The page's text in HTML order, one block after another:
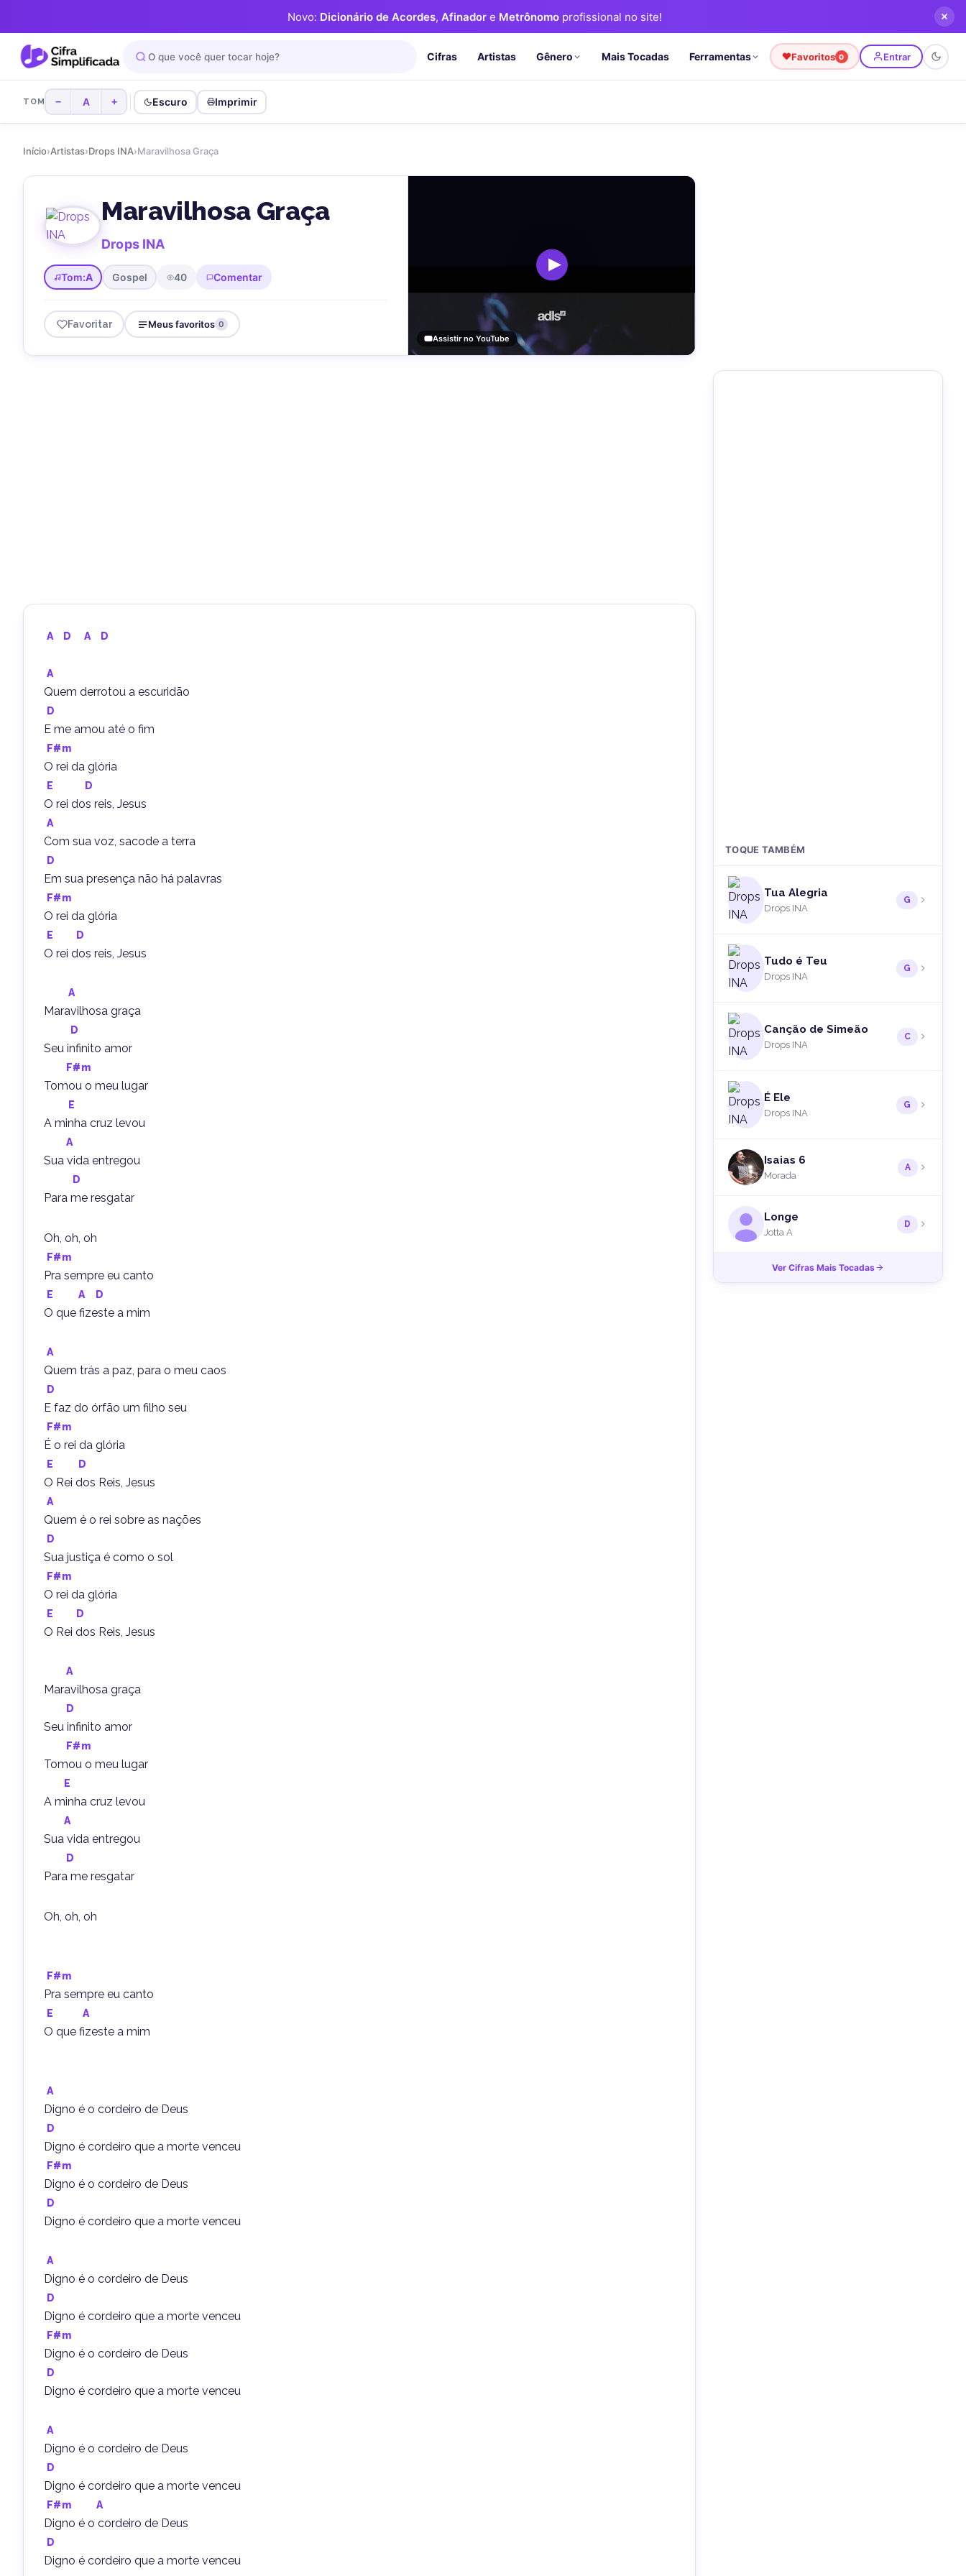
Novo: Dicionário de Acordes, Afinadore Metrônomoprofissional no site!
Cifras Artistas Gênero Mais Tocadas Ferramentas Favoritos 0 Entrar
TOM − A + Escuro Imprimir
Início›Artistas›Drops INA›Maravilhosa Graça
Maravilhosa Graça
Drops INA
Tom:A Gospel 40 Comentar
Favoritar Meus favoritos 0
Assistir no YouTube
A D A D
A
Quem derrotou a escuridão
D
E me amou até o fim
F#m
O rei da glória
E D
O rei dos reis, Jesus
A
Com sua voz, sacode a terra
D
Em sua presença não há palavras
F#m
O rei da glória
E D
O rei dos reis, Jesus
A
Maravilhosa graça
D
Seu infinito amor
F#m
Tomou o meu lugar
E
A minha cruz levou
A
Sua vida entregou
D
Para me resgatar
Oh, oh, oh
F#m
Pra sempre eu canto
E A D
O que fizeste a mim
A
Quem trás a paz, para o meu caos
D
E faz do órfão um filho seu
F#m
É o rei da glória
E D
O Rei dos Reis, Jesus
A
Quem é o rei sobre as nações
D
Sua justiça é como o sol
F#m
O rei da glória
E D
O Rei dos Reis, Jesus
A
Maravilhosa graça
D
Seu infinito amor
F#m
Tomou o meu lugar
E
A minha cruz levou
A
Sua vida entregou
D
Para me resgatar
Oh, oh, oh
F#m
Pra sempre eu canto
E A
O que fizeste a mim
A
Digno é o cordeiro de Deus
D
Digno é cordeiro que a morte venceu
F#m
Digno é o cordeiro de Deus
D
Digno é cordeiro que a morte venceu
A
Digno é o cordeiro de Deus
D
Digno é cordeiro que a morte venceu
F#m
Digno é o cordeiro de Deus
D
Digno é cordeiro que a morte venceu
A
Digno é o cordeiro de Deus
D
Digno é cordeiro que a morte venceu
F#m A
Digno é o cordeiro de Deus
D
Digno é cordeiro que a morte venceu
TOQUE TAMBÉM
Tua Alegria
Drops INA
G
Tudo é Teu
Drops INA
G
Canção de Simeão
Drops INA
C
É Ele
Drops INA
G
Isaias 6
Morada
A
Longe
Jotta A
D
Ver Cifras Mais Tocadas